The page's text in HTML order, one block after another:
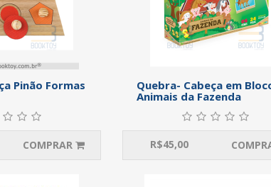
Pinão Formas
COMPRAR
Quebra- Cabeça em
Animais da Fazenda
R$45,00